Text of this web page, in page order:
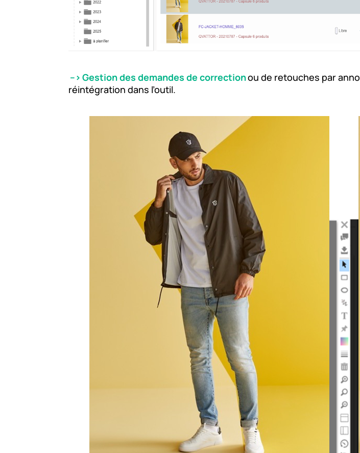
–> Gestion des demandes de correctionou de retouches par
réintégration dans l’outil.